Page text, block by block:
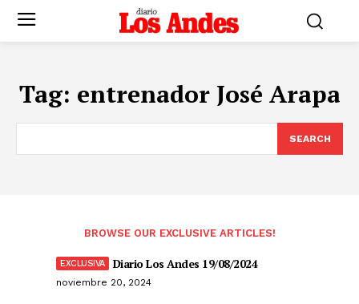
Tag: entrenador José Arapa
SEARCH
BROWSE OUR EXCLUSIVE ARTICLES!
Diario Los Andes 19/08/2024
noviembre 20, 2024